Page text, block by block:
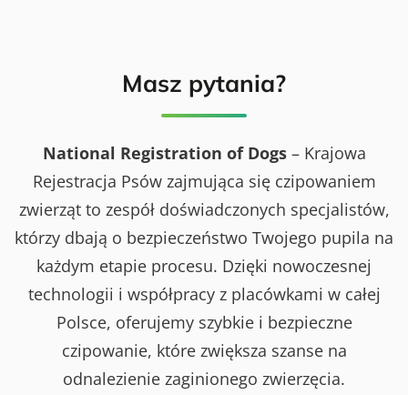
Masz pytania?
National Registration of Dogs– Krajowa
Rejestracja Psów zajmująca się czipowaniem
zwierząt to zespół doświadczonych specjalistów,
którzy dbają o bezpieczeństwo Twojego pupila na
każdym etapie procesu. Dzięki nowoczesnej
technologii i współpracy z placówkami w całej
Polsce, oferujemy szybkie i bezpieczne
czipowanie, które zwiększa szanse na
odnalezienie zaginionego zwierzęcia.